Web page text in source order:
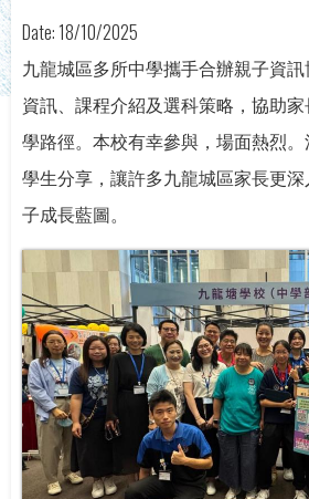
Date: 18/10/2025
九龍城區多所中學攜手合辦親子資
資訊、課程介紹及選科策略，協助
學路徑。本校有幸參與，場面熱烈
學生分享，讓許多九龍城區家長更
子成長藍圖。